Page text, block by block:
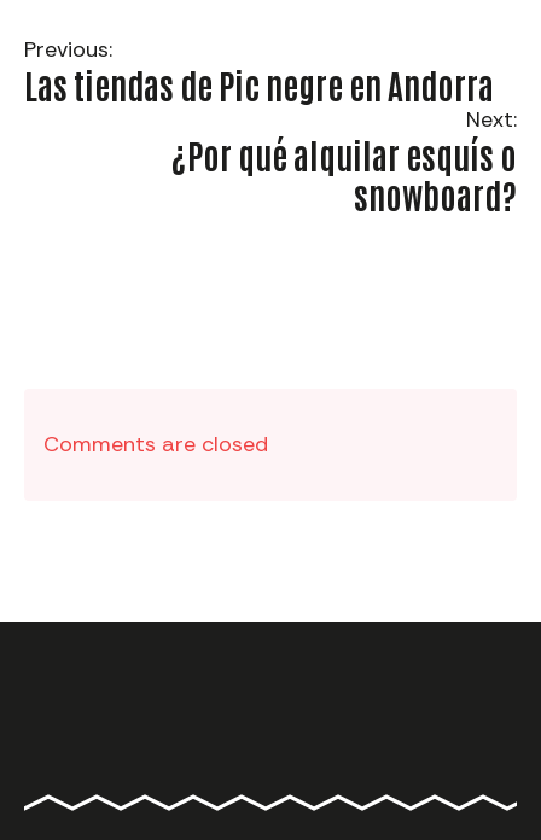
Previous:
Las tiendas de Pic negre en Andorra
Next:
¿Por qué alquilar esquís o
snowboard?
Comments are closed